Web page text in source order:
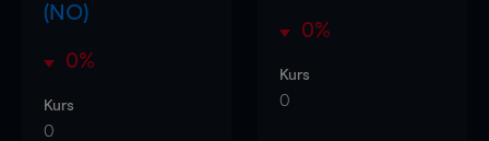
(NO)
0%
Kurs
0
0%
Kurs
0